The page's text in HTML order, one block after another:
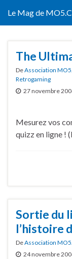
Le Mag de
The
DeAssociation
Retrogaming
27 novembre
Mesurez vos
quizz en ligne
Sortie du
l’histoire
DeAssociation
24 novembre